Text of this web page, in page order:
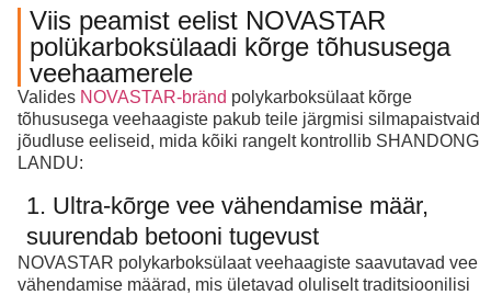
Viis peamist eelist NOVASTAR
polükarboksülaadi kõrge tõhususega
veehaamerele
Valides NOVASTAR-bränd polykarboksülaat kõrge
tõhususega veehaagiste pakub teile järgmisi silmapaistvaid
jõudluse eeliseid, mida kõiki rangelt kontrollib SHANDONG
LANDU:
1. Ultra-kõrge vee vähendamise määr,
suurendab betooni tugevust
NOVASTAR polykarboksülaat veehaagiste saavutavad vee
vähendamise määrad, mis ületavad oluliselt traditsioonilisi